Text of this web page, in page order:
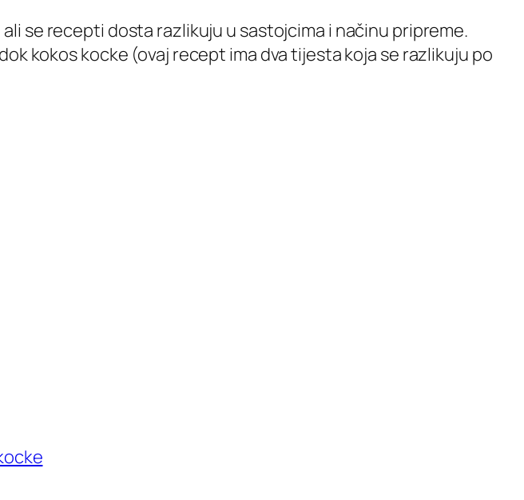
se recepti dosta razlikuju u sastojcima i načinu pripreme.
kokos kocke (ovaj recept ima dva tijesta koja se razlikuju po